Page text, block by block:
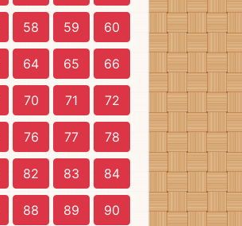
58 59 60
64 65 66
70 71 72
76 77 78
82 83 84
88 89 90